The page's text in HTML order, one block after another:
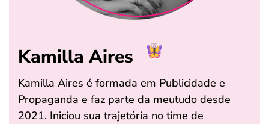
Kamilla Aires
Kamilla Aires é formada em Publicidade e
Propaganda e faz parte da meutudo desde
2021. Iniciou sua trajetória no time de